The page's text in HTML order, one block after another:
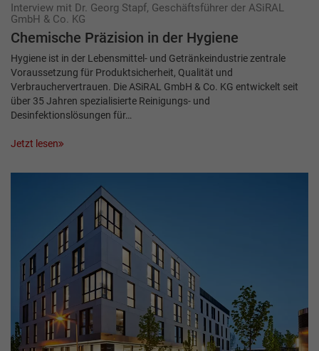
Interview mit Dr. Georg Stapf, Geschäftsführer der ASiRAL
GmbH & Co. KG
Chemische Präzision in der Hygiene
Hygiene ist in der Lebensmittel- und Getränkeindustrie zentrale
Voraussetzung für Produktsicherheit, Qualität und
Verbrauchervertrauen. Die ASiRAL GmbH & Co. KG entwickelt seit
über 35 Jahren spezialisierte Reinigungs- und
Desinfektionslösungen für…
Jetzt lesen